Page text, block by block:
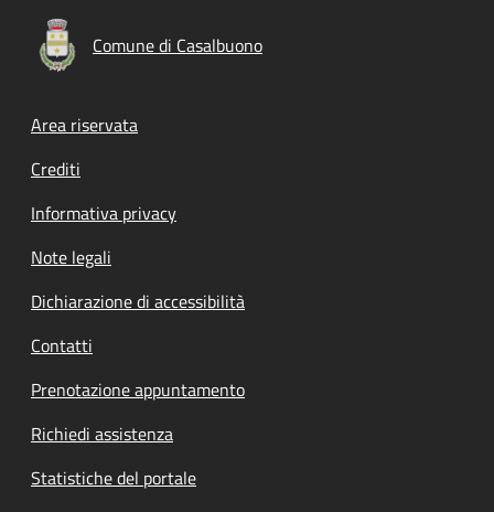
Comune di Casalbuono
Footer menu
Area riservata
Crediti
Informativa privacy
Note legali
Dichiarazione di accessibilità
Contatti
Prenotazione appuntamento
Richiedi assistenza
Statistiche del portale